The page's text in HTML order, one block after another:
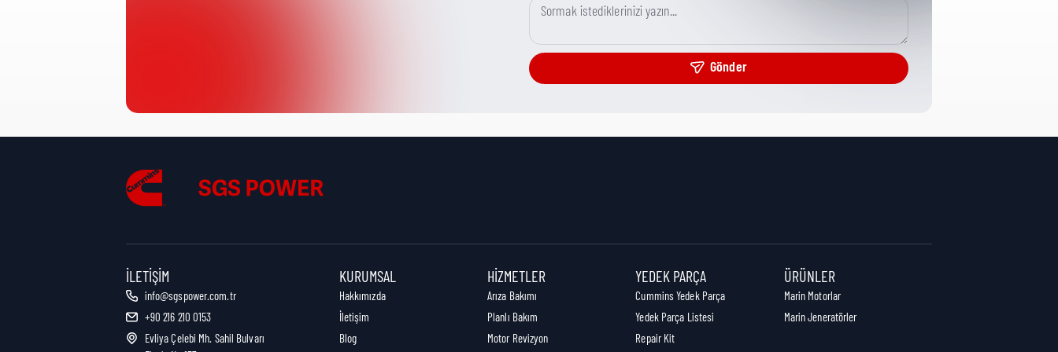
Tubes/Hosing
Nakliye Yüksekliği:
Nakliye Uzunluğu:
Nakliye Ağırlığı:
Gönder
İLETIŞIM
info@sgspower.com.tr
+90 216 210 0153
Evliya Çelebi Mh. Sahil Bulvarı
KURUMSAL
Hakkımızda
İletişim
Blog
HIZMETLER
Arıza Bakımı
Planlı Bakım
Motor Revizyon
YEDEK PARÇA
Cummins Yedek Parça
Yedek Parça Listesi
Repair Kit
ÜRÜNLER
Marin Motorlar
Marin Jeneratörler